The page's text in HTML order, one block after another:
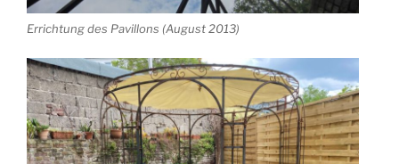
Errichtung des Pavillons (August 2013)